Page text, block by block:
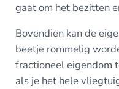
gaat om het bezitten
Bovendien kan de
beetje rommelig
fractioneel eigendom
als je het hele